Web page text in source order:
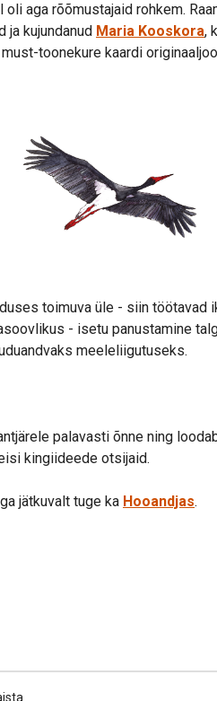
aga rõõmustajaid rohkem.
ja kujundanud Maria Kooskora,
toonekure kaardi
toimuva üle - siin töötavad
- isetu panustamine
meeleliigutuseks.
palavasti õnne ning
kingiideede otsijaid.
jätkuvalt tuge ka Hooandjas.